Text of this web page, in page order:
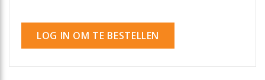
LOG IN OM TE BESTELLEN